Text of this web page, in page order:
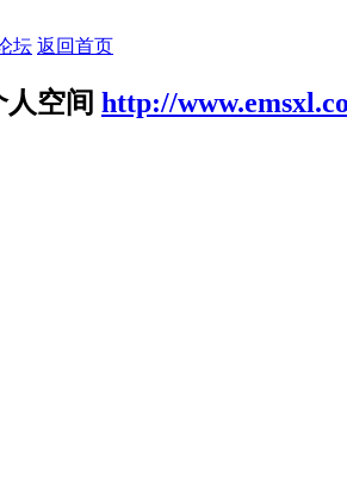
坛 返回首页
空间 http://